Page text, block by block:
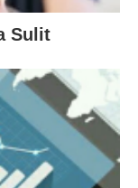
Sulit